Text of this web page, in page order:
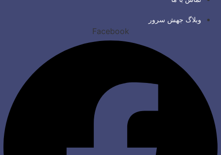
وبلاگ جهش سرور
Facebook